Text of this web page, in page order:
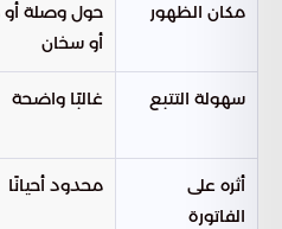
مكان الظهور
حول وصلة
أو سخان
سهولة التتبع غالبًا واضحة
أثره على
الفاتورة
محدود أحيانًا